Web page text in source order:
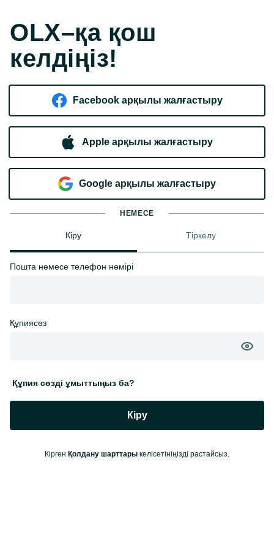
OLX–қа қош
келдіңіз!
Facebook арқылы жалғастыру
Apple арқылы жалғастыру
Google арқылы жалғастыру
НЕМЕСЕ
Кіру Тіркелу
Пошта немесе телефон нөмірі
Құпиясөз
Құпия сөзді ұмыттыңыз ба?
Кіру
Кірген Қолдану шарттары келісетініңізді растайсыз.